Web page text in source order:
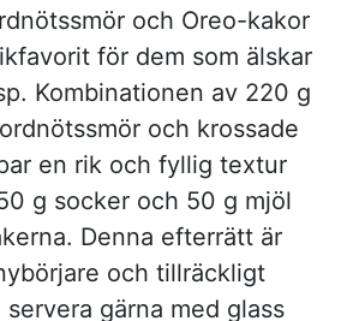
och Oreo-kakor
för dem som älskar
Kombinationen av 220 g
och krossade
en rik och fyllig textur
g socker och 50 g mjöl
Denna efterrätt är
och tillräckligt
gärna med glass